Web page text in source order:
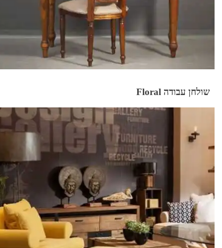
שולחן עבודה Floral